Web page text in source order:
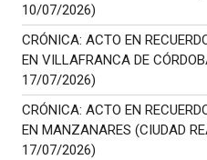
10/07/2026)
CRÓNICA: ACTO EN
EN VILLAFRANCA DE
17/07/2026)
CRÓNICA: ACTO EN
EN MANZANARES (CIUDAD
17/07/2026)